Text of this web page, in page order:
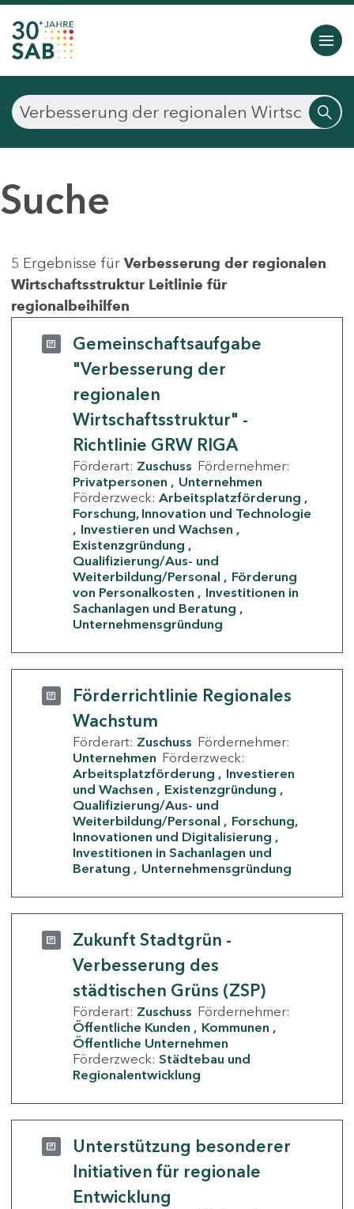
Suche
5 Ergebnisse für Verbesserung der regionalen
Wirtschaftsstruktur Leitlinie für
regionalbeihilfen
Gemeinschaftsaufgabe
"Verbesserung der
regionalen
Wirtschaftsstruktur" -
Richtlinie GRW RIGA
Förderart: Zuschuss Fördernehmer:
Privatpersonen
Unternehmen
Förderzweck: Arbeitsplatzförderung
Forschung, Innovation und Technologie
Investieren und Wachsen
Existenzgründung
Qualifizierung/Aus- und
Weiterbildung/Personal
Förderung
von Personalkosten
Investitionen in
Sachanlagen und Beratung
Unternehmensgründung
Förderrichtlinie Regionales
Wachstum
Förderart: Zuschuss Fördernehmer:
Unternehmen Förderzweck:
Arbeitsplatzförderung
Investieren
und Wachsen
Existenzgründung
Qualifizierung/Aus- und
Weiterbildung/Personal
Forschung,
Innovationen und Digitalisierung
Investitionen in Sachanlagen und
Beratung
Unternehmensgründung
Zukunft Stadtgrün -
Verbesserung des
städtischen Grüns (ZSP)
Förderart: Zuschuss Fördernehmer:
Öffentliche Kunden
Kommunen
Öffentliche Unternehmen
Förderzweck: Städtebau und
Regionalentwicklung
Unterstützung besonderer
Initiativen für regionale
Entwicklung